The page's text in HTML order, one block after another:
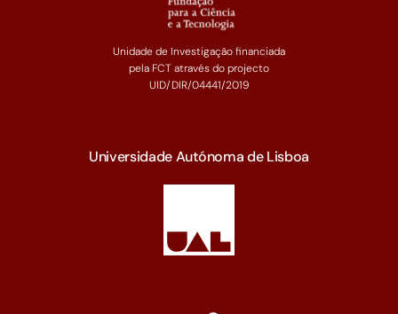
Unidade de Investigação financiada
pela FCT através do projecto
UID/DIR/04441/2019
Universidade Autónoma de Lisboa